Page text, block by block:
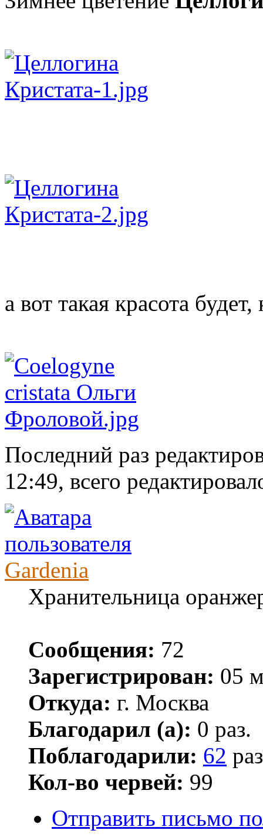
а вот такая красота
Последний раз
12:49, всего
Gardenia
Хранительница
Сообщения: 72
Зарегистрирован: 05
Откуда: г. Москва
Благодарил (а): 0 раз.
Поблагодарили: 62
Кол-во червей: 99
Отправить письмо